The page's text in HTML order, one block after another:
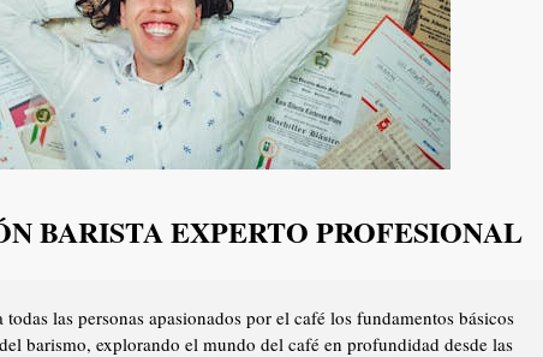
BARISTA EXPERTO PROFESIONAL
las personas apasionados por el café los fundamentos básicos
barismo, explorando el mundo del café en profundidad desde las